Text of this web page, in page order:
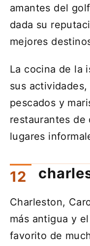
amantes del
dada su
mejores
La cocina de la
sus
pescados y
restaurantes de
lugares
Charleston,
más antigua y
favorito de